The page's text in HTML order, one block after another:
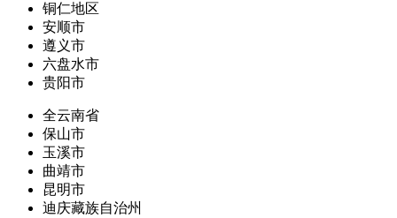
铜仁地区
安顺市
遵义市
六盘水市
贵阳市
全云南省
保山市
玉溪市
曲靖市
昆明市
迪庆藏族自治州